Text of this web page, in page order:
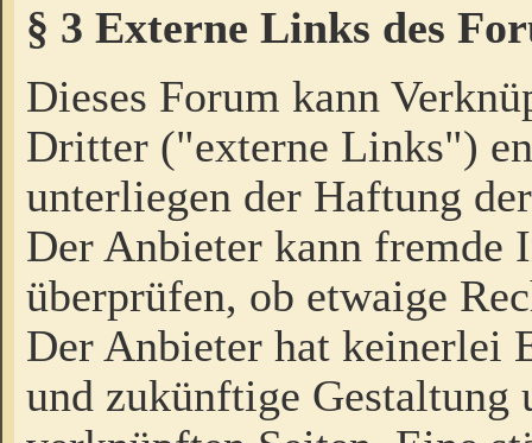
§ 3 Externe Links des
Dieses Forum kann
Dritter ("externe Links")
unterliegen der Haftung
Der Anbieter kann fremde
überprüfen, ob etwaige
Der Anbieter hat keinerlei
und zukünftige Gestaltung